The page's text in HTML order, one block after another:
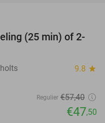
(25 min) of 2-
9.8 star
Regulier €57,40
€47,50